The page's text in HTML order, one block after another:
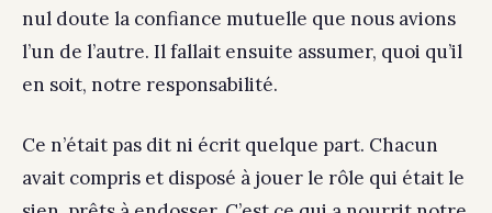
nul doute la confiance mutuelle que nous avions
l’un de l’autre. Il fallait ensuite assumer, quoi qu’il
en soit, notre responsabilité.
Ce n’était pas dit ni écrit quelque part. Chacun
avait compris et disposé à jouer le rôle qui était le